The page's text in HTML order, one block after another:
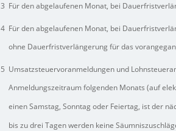
3 Für den abgelaufenen Monat, bei
4 Für den abgelaufenen Monat, bei
ohne Dauerfristverlängerung für das
5 Umsatzsteuervoranmeldungen und
Anmeldungszeitraum folgenden Monats (auf
einen Samstag, Sonntag oder Feiertag, ist der
bis zu drei Tagen werden keine